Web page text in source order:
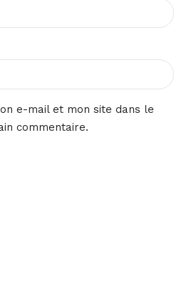
e-mail et mon site dans le
commentaire.